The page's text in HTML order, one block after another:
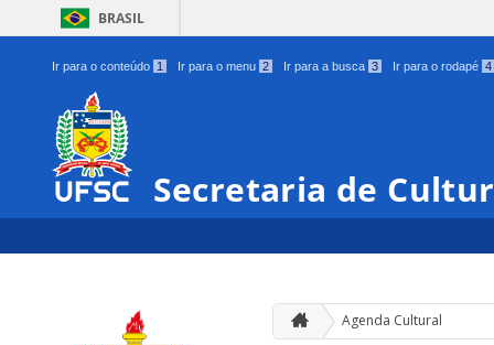
BRASIL
Ir para o conteúdo 1 Ir para o menu 2 Ir para a busca 3 Ir para o rodapé 4
Secretaria de
Agenda Cultural